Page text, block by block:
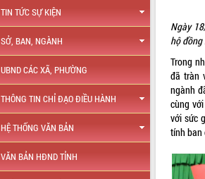
TIN TỨC SỰ KIỆN
SỞ, BAN, NGÀNH
UBND CÁC XÃ, PHƯỜNG
THÔNG TIN CHỈ ĐẠO ĐIỀU HÀNH
HỆ THỐNG VĂN BẢN
VĂN BẢN HĐND TỈNH
Ngày
hộ đồng
Trong
đã tràn
ngành
cùng
với sức
tính ban